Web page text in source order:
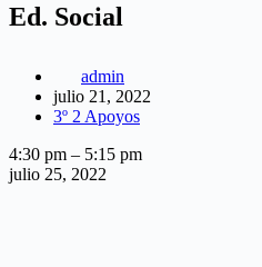
Ed. Social
admin
julio 21, 2022
3º 2 Apoyos
Ed.
Social
4:30 pm – 5:15 pm
julio 25, 2022